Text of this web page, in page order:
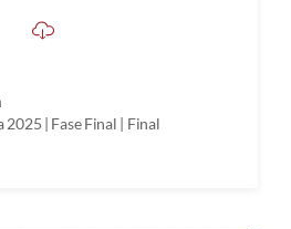
| Fase Final | Final